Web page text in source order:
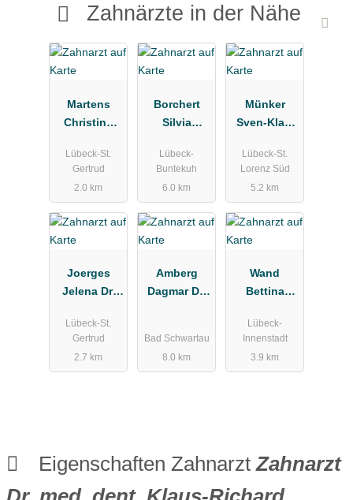
Zahnärzte in der Nähe
Martens
Christina
Lübeck-St.
Gertrud
2.0 km
Borchert
Silvia
xis
Lübeck-
Buntekuh
6.0 km
Münker
Sven-Klas,
Lübeck-St.
Lorenz Süd
5.2 km
Joerges
Jelena Dr.
Lübeck-St.
Gertrud
2.7 km
Amberg
Dagmar Dr.
Bad Schwartau
8.0 km
Wand
Bettina
xis
Lübeck-
Innenstadt
3.9 km
Eigenschaften ZahnarztZahnarzt